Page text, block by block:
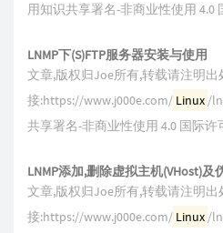
用知识共享署名-非商业性使用 4.0
LNMP下(S)FTP服务器安装与使用
文章,版权归Joe所有,转载请注明出
接:https://www.j000e.com/ Linux /
共享署名-非商业性使用 4.0 国际
LNMP添加,删除虚拟主机(VHost)及
文章,版权归Joe所有,转载请注明出
接:https://www.j000e.com/ Linux /